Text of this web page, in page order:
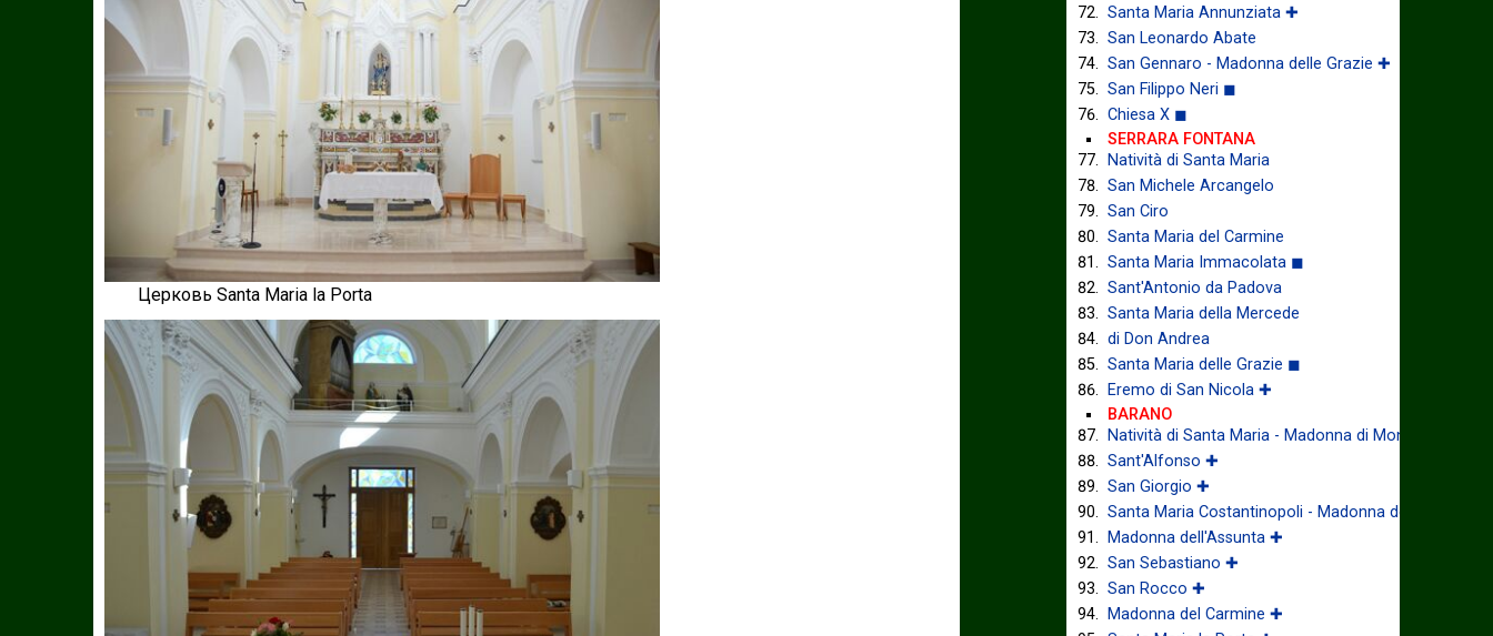
Церковь Santa Maria la Porta
Santa Maria Annunziata ✚
San Leonardo Abate
San Gennaro - Madonna delle Grazie ✚
San Filippo Neri ◼
Chiesa X ◼
SERRARA FONTANA
Natività di Santa Maria
San Michele Arcangelo
San Ciro
Santa Maria del Carmine
Santa Maria Immacolata ◼
Sant'Antonio da Padova
Santa Maria della Mercede
di Don Andrea
Santa Maria delle Grazie ◼
Eremo di San Nicola ✚
BARANO
Natività di Santa Maria - Madonna di Montevergine
Sant'Alfonso ✚
San Giorgio ✚
Santa Maria Costantinopoli - Madonna delle Grazie ✚
Madonna dell'Assunta ✚
San Sebastiano ✚
San Rocco ✚
Madonna del Carmine ✚